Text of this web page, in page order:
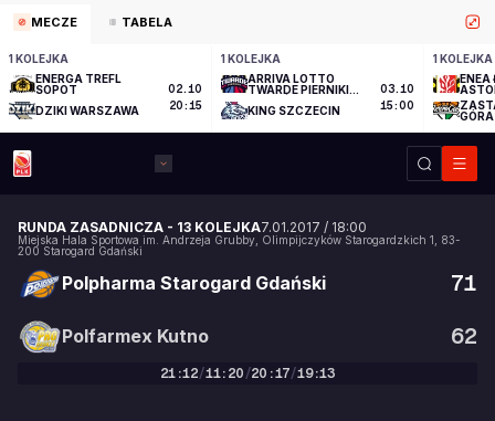
MECZE TABELA
1 KOLEJKA
ENERGA TREFL
SOPOT
DZIKI WARSZAWA
02.10
20:15
1 KOLEJKA
ARRIVA LOTTO
TWARDE PIERNIKI
KING SZCZECIN
03.10
15:00
1 KOLEJKA
ENEA
GÓRA
RUNDA ZASADNICZA - 13 KOLEJKA7.01.2017 / 18:00
Miejska Hala Sportowa im. Andrzeja Grubby Olimpijczyków Starogardzkich 1
83-
200 Starogard Gdański
Polpharma Starogard Gdański 71
62
Polfarmex Kutno
21:12/11: 20 /20 :17/19:13
71:62